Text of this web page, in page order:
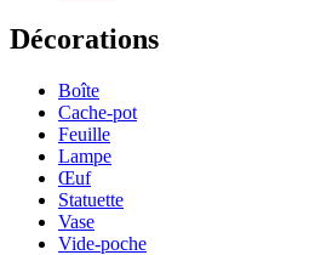
Décorations
Boîte
Cache-pot
Feuille
Lampe
Œuf
Statuette
Vase
Vide-poche